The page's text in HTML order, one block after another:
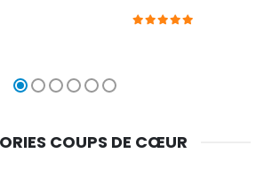
COUPS DE CŒUR